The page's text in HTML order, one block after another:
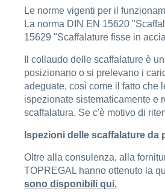
Le norme vigenti per il
La norma DIN EN 15620
15629 "Scaffalature fisse in
Il collaudo delle scaffalature è
posizionano o si prelevano i
adeguate, così come il fatto che
ispezionate sistematicamente e
scaffalatura. Se c'è motivo di
Ispezioni delle scaffalature
Oltre alla consulenza, alla
TOPREGAL hanno ottenuto la
sono disponibili qui.